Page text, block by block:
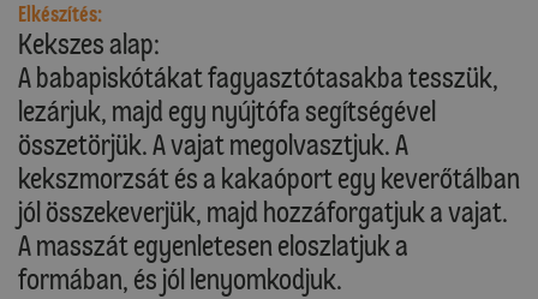
Elkészítés:
Kekszes alap:
A babapiskótákat fagyasztótasakba tesszük,
lezárjuk, majd egy nyújtófa segítségével
összetörjük. A vajat megolvasztjuk. A
kekszmorzsát és a kakaóport egy keverőtálban
jól összekeverjük, majd hozzáforgatjuk a vajat.
A masszát egyenletesen eloszlatjuk a
formában, és jól lenyomkodjuk.